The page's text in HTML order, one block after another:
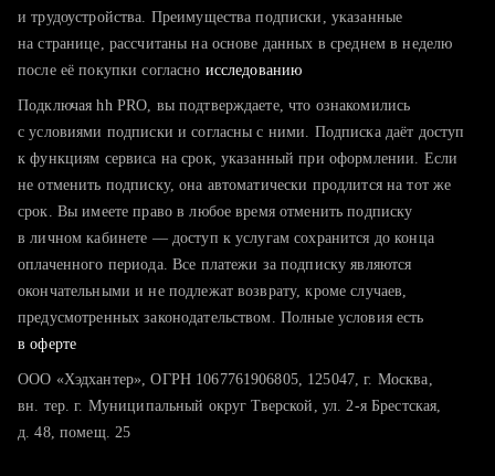
тратите много времени на поиск и вручную поднимаете
хотите сравнить себя с конкурентами и оценить шансы
и трудоустройства. Преимущества подписки, указанные
на странице, рассчитаны на основе данных в среднем в неделю
после её покупки согласно исследованию
Подключая hh PRO, вы подтверждаете, что ознакомились
с условиями подписки и согласны с ними. Подписка даёт доступ
к функциям сервиса на срок, указанный при оформлении. Если
не отменить подписку, она автоматически продлится на тот же
срок. Вы имеете право в любое время отменить подписку
в личном кабинете — доступ к услугам сохранится до конца
оплаченного периода. Все платежи за подписку являются
окончательными и не подлежат возврату, кроме случаев,
предусмотренных законодательством. Полные условия есть
в оферте
ООО «Хэдхантер», ОГРН 1067761906805, 125047, г. Москва,
вн. тер. г. Муниципальный округ Тверской, ул. 2-я Брестская,
д. 48, помещ. 25